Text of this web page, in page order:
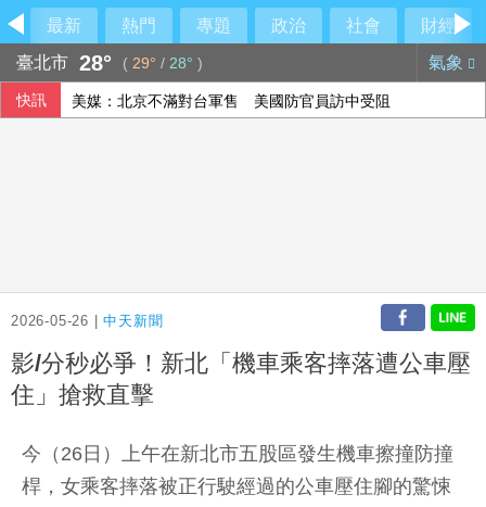
最新 熱門 專題 政治 社會
財經
臺北市 28° ( 29° / 28° ) 氣象
快訊 美媒：北京不滿對台軍售 美國防官員訪中受阻
2026-05-26 |中天新聞
影/分秒必爭！新北「機車乘客摔落遭公車壓
住」搶救直擊
今（26日）上午在新北市五股區發生機車擦撞防撞
桿，女乘客摔落被正行駛經過的公車壓住腳的驚悚